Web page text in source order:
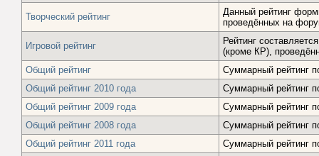
Творческий рейтинг
Данный рейтинг
проведённых на
Игровой рейтинг
Рейтинг
(кроме КР),
Общий рейтинг
Суммарный рейтинг
Общий рейтинг 2010 года
Суммарный рейтинг
Общий рейтинг 2009 года
Суммарный рейтинг
Общий рейтинг 2008 года
Суммарный рейтинг
Общий рейтинг 2011 года
Суммарный рейтинг